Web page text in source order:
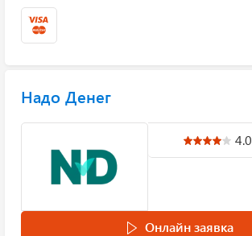
Надо Денег
4.0
Онлайн заявка